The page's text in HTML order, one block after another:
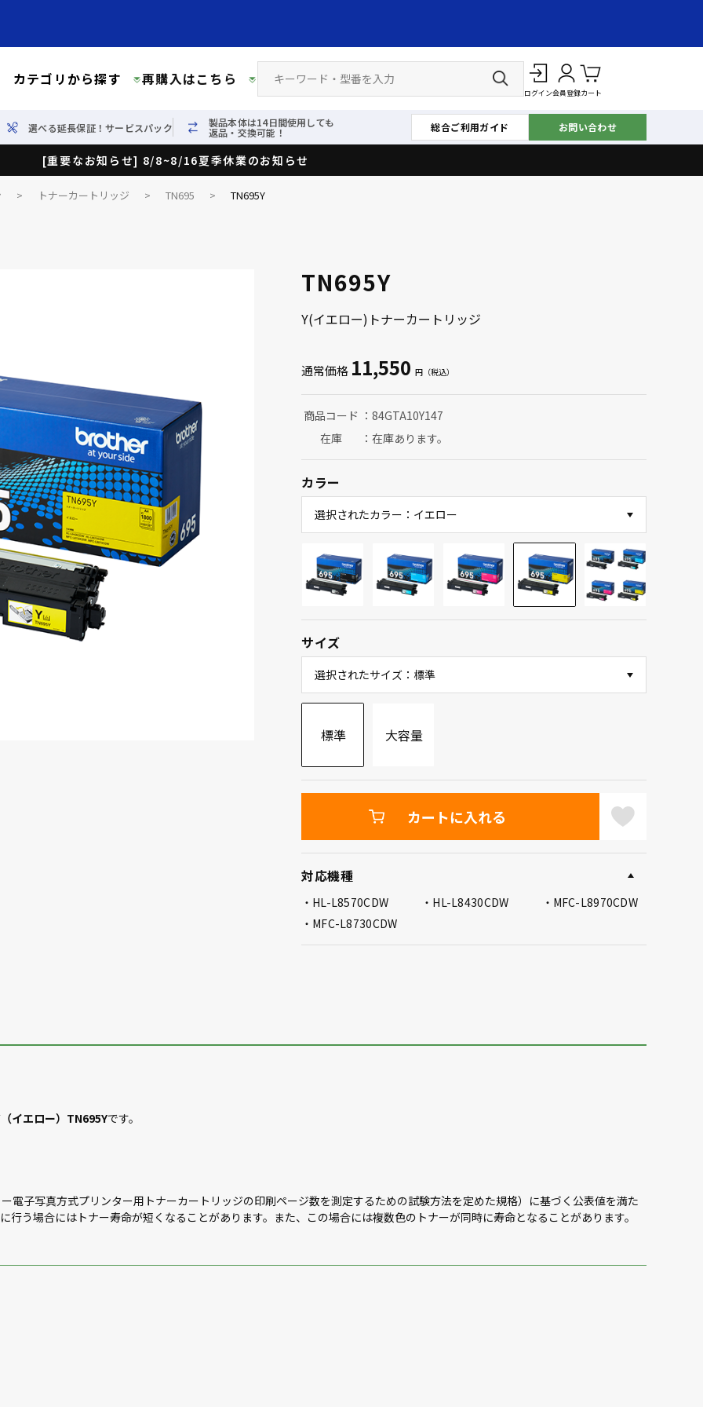
カテゴリから探す 再購入はこちら
ログイン会員登録カート
選べる延長保証！サービスパック 製品本体は14日間使用しても
返品・交換可能！ 総合ご利用ガイド お問い合わせ
[重要なお知らせ] 8/8~8/16夏季休業のお知らせ
> トナーカートリッジ > TN695 > TN695Y
TN695Y
Y(イエロー)トナーカートリッジ
通常価格 11,550
商品コード
84GTA10Y147
在庫
在庫あります。
対応機種
HL-L8570CDW HL-L8430CDW
MFC-L8970CDW
MFC-L8730CDW
カラー
選択されたカラー：イエロー
サイズ
選択されたサイズ：標準
標準 大容量
カートに入れる
イエロー）TN695Yです。
電子写真方式プリンター用トナーカートリッジの印刷ページ数を測定するための試験方法を定めた規格）に基づく公表値を満た
う場合にはトナー寿命が短くなることがあります。また、この場合には複数色のトナーが同時に寿命となることがあります。